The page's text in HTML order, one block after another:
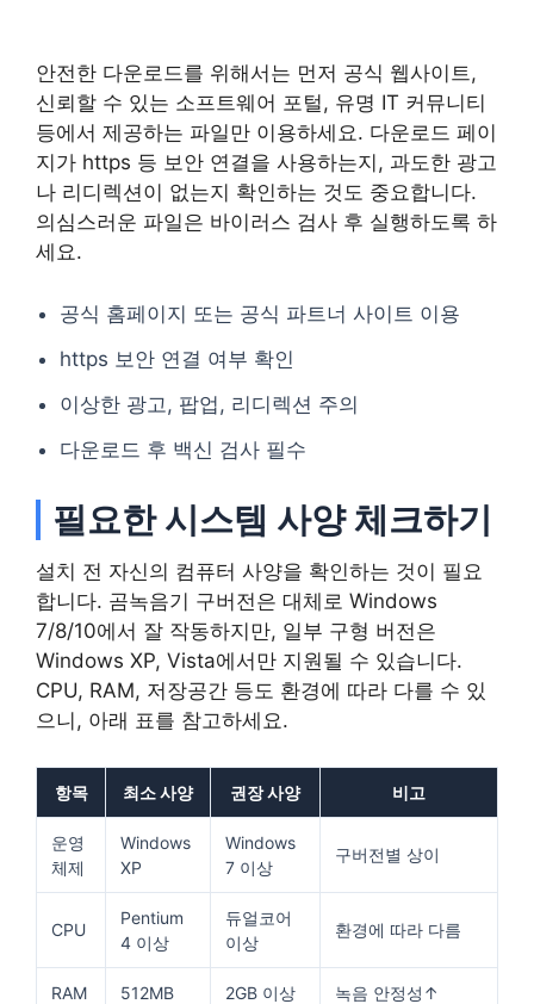
안전한 다운로드를 위해서는 먼저 공식 웹사이트,
신뢰할 수 있는 소프트웨어 포털, 유명 IT 커뮤니티
등에서 제공하는 파일만 이용하세요. 다운로드 페이
지가 https 등 보안 연결을 사용하는지, 과도한 광고
나 리디렉션이 없는지 확인하는 것도 중요합니다.
의심스러운 파일은 바이러스 검사 후 실행하도록 하
세요.
공식 홈페이지 또는 공식 파트너 사이트 이용
https 보안 연결 여부 확인
이상한 광고, 팝업, 리디렉션 주의
다운로드 후 백신 검사 필수
필요한 시스템 사양 체크하기
설치 전 자신의 컴퓨터 사양을 확인하는 것이 필요
합니다. 곰녹음기 구버전은 대체로 Windows
7/8/10에서 잘 작동하지만, 일부 구형 버전은
Windows XP, Vista에서만 지원될 수 있습니다.
CPU, RAM, 저장공간 등도 환경에 따라 다를 수 있
으니, 아래 표를 참고하세요.
항목 최소 사양 권장 사양 비고
운영
체제
Windows
XP
Windows
7 이상
구버전별 상이
CPU
Pentium
4 이상
듀얼코어
이상
환경에 따라 다름
RAM 512MB 2GB 이상 녹음 안정성↑